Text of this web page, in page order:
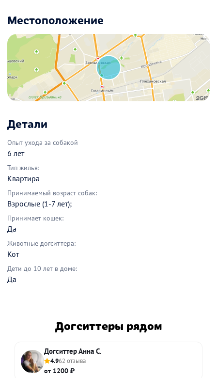
Местоположение
Детали
Опыт ухода за собакой
6 лет
Тип жилья:
Квартира
Принимаемый возраст собак:
Взрослые (1-7 лет);
Принимает кошек:
Да
Животные догситтера:
Кот
Дети до 10 лет в доме:
Да
Догситтеры рядом
Догситтер Анна С.
4.962 отзыва
от 1200 ₽